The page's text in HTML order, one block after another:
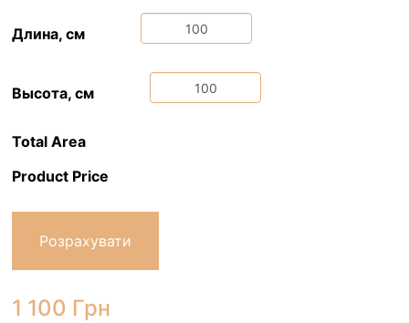
Длина, см
Высота, см
Total Area
Product Price
Розрахувати
1 100 Грн